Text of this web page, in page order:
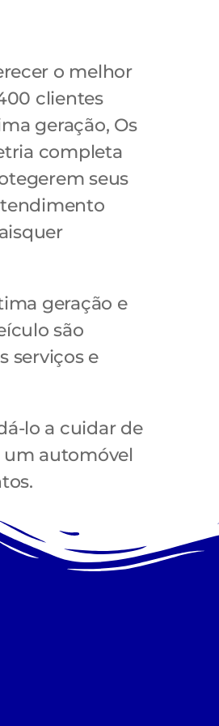
o melhor
clientes
geração, Os
completa
seus
geração e
são
serviços e
lo a cuidar de
um automóvel